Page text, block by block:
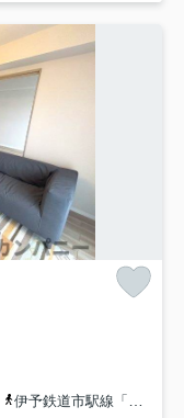
伊予鉄道市駅線「道後温泉」駅 徒歩15分